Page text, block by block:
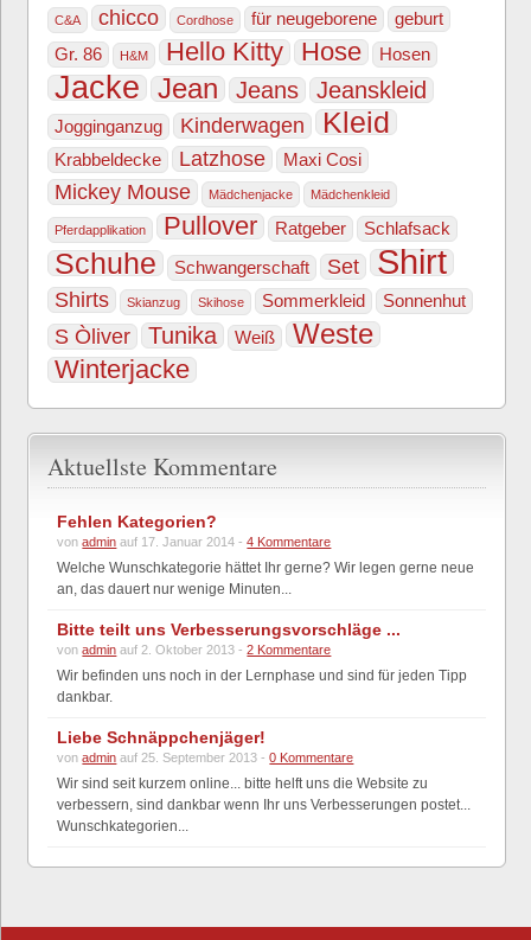
C&A chicco Cordhose für neugeborene
geburt
Gr. 86
H&M Hello Kitty Hose Hosen
Jacke Jean Jeans Jeanskleid
Jogginganzug Kinderwagen Kleid
Krabbeldecke Latzhose Maxi Cosi
Mickey Mouse Mädchenjacke Mädchenkleid
Pferdapplikation Pullover Ratgeber Schlafsack
Schuhe Schwangerschaft Set Shirt
Shirts Skianzug Skihose Sommerkleid Sonnenhut
S Òliver Tunika Weiß Weste
Winterjacke
Aktuellste Kommentare
Fehlen Kategorien?
vonadmin auf 17. Januar 2014 -4 Kommentare
Welche Wunschkategorie hättet Ihr gerne? Wir legen gerne neue
an, das dauert nur wenige Minuten...
Bitte teilt uns Verbesserungsvorschläge ...
vonadmin auf 2. Oktober 2013 -2 Kommentare
Wir befinden uns noch in der Lernphase und sind für jeden Tipp
dankbar.
Liebe Schnäppchenjäger!
vonadmin auf 25. September 2013 -0 Kommentare
Wir sind seit kurzem online... bitte helft uns die Website zu
verbessern, sind dankbar wenn Ihr uns Verbesserungen postet...
Wunschkategorien...